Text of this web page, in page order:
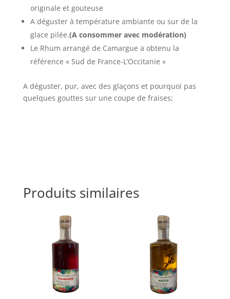
originale et gouteuse
A déguster à température ambiante ou sur de la
glace pilée.(A consommer avec modération)
Le Rhum arrangé de Camargue a obtenu la
référence « Sud de France-L’Occitanie »
A déguster, pur, avec des glaçons et pourquoi pas
quelques gouttes sur une coupe de fraises;
Produits similaires